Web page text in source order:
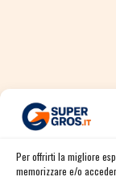
Per offrirti la migliore
memorizzare e/o